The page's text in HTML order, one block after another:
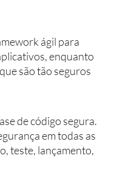
ágil para
enquanto
são tão seguros
de código segura.
em todas as
teste, lançamento,